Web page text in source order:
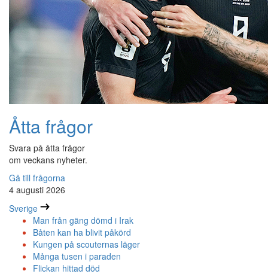
Åtta frågor
Svara på åtta frågor
om veckans nyheter.
Gå till frågorna
4 augusti 2026
Sverige
Man från gäng dömd i Irak
Båten kan ha blivit påkörd
Kungen på scouternas läger
Många tusen i paraden
Flickan hittad död